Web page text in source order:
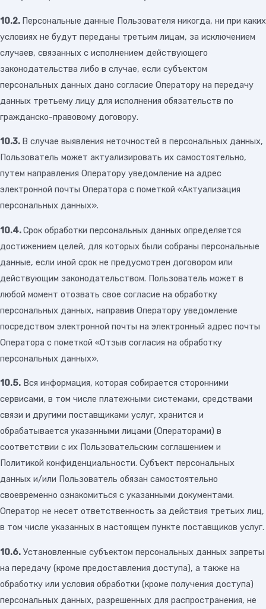
10.2. Персональные данные Пользователя никогда, ни при каких
условиях не будут переданы третьим лицам, за исключением
случаев, связанных с исполнением действующего
законодательства либо в случае, если субъектом
персональных данных дано согласие Оператору на передачу
данных третьему лицу для исполнения обязательств по
гражданско-правовому договору.
10.3. В случае выявления неточностей в персональных данных,
Пользователь может актуализировать их самостоятельно,
путем направления Оператору уведомление на адрес
электронной почты Оператора с пометкой «Актуализация
персональных данных».
10.4.Срок обработки персональных данных определяется
достижением целей, для которых были собраны персональные
данные, если иной срок не предусмотрен договором или
действующим законодательством. Пользователь может в
любой момент отозвать свое согласие на обработку
персональных данных, направив Оператору уведомление
посредством электронной почты на электронный адрес почты
Оператора с пометкой «Отзыв согласия на обработку
персональных данных».
10.5. Вся информация, которая собирается сторонними
сервисами, в том числе платежными системами, средствами
связи и другими поставщиками услуг, хранится и
обрабатывается указанными лицами (Операторами) в
соответствии с их Пользовательским соглашением и
Политикой конфиденциальности. Субъект персональных
данных и/или Пользователь обязан самостоятельно
своевременно ознакомиться с указанными документами.
Оператор не несет ответственность за действия третьих лиц,
в том числе указанных в настоящем пункте поставщиков услуг.
10.6. Установленные субъектом персональных данных запреты
на передачу (кроме предоставления доступа), а также на
обработку или условия обработки (кроме получения доступа)
персональных данных, разрешенных для распространения, не